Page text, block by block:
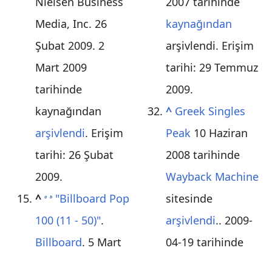
Media, Inc. 26
Şubat 2009. 2
Mart 2009
tarihinde
kaynağından
arşivlendi. Erişim
tarihi: 26 Şubat
2009.
^ a b
"Billboard Pop
100 (11 - 50)".
Billboard. 5 Mart
kaynağından
arşivlendi. Erişim
tarihi: 29 Temmuz
2009.
^ Greek Singles
Peak 10 Haziran
2008 tarihinde
Wayback Machine
sitesinde
arşivlendi.. 2009-
04-19 tarihinde